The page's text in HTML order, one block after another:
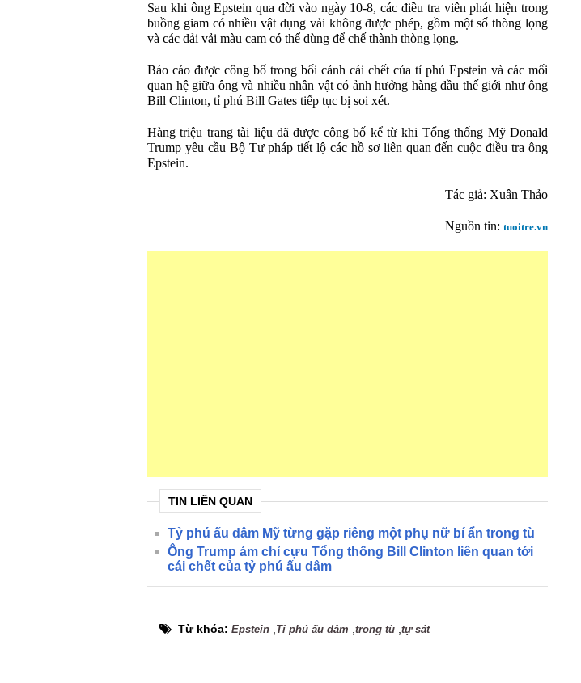
Sau khi ông Epstein qua đời vào ngày 10-8, các điều tra viên phát hiện trong
buồng giam có nhiều vật dụng vải không được phép, gồm một số thòng lọng
và các dải vải màu cam có thể dùng để chế thành thòng lọng.
Báo cáo được công bố trong bối cảnh cái chết của tỉ phú Epstein và các mối
quan hệ giữa ông và nhiều nhân vật có ảnh hưởng hàng đầu thế giới như ông
Bill Clinton, tỉ phú Bill Gates tiếp tục bị soi xét.
Hàng triệu trang tài liệu đã được công bố kể từ khi Tổng thống Mỹ Donald
Trump yêu cầu Bộ Tư pháp tiết lộ các hồ sơ liên quan đến cuộc điều tra ông
Epstein.
Tác giả: Xuân Thảo
Nguồn tin: tuoitre.vn
TIN LIÊN QUAN
Tỷ phú ấu dâm Mỹ từng gặp riêng một phụ nữ bí ẩn trong tù
Ông Trump ám chỉ cựu Tổng thống Bill Clinton liên quan tới
cái chết của tỷ phú ấu dâm
Từ khóa: Epstein Tỉ phú ấu dâm trong tù tự sát